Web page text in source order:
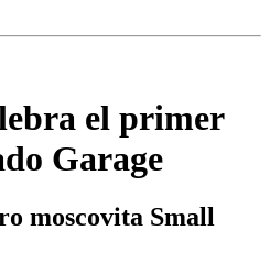
el primer
Garage
moscovita Small